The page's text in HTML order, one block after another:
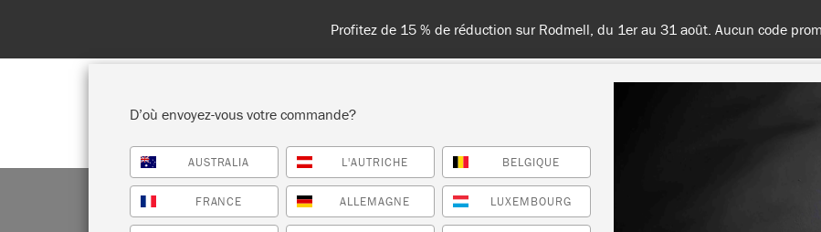
Livraisons en France, en Belgique et au Luxembourg - Livraison gratuite à partir
BOUTIQUE PEINTURES TOUTES LES COULEURS À PROPOS
D’où envoyez-vous votre commande?
AUSTRALIA L'AUTRICHE BELGIQUE
FRANCE ALLEMAGNE LUXEMBOURG